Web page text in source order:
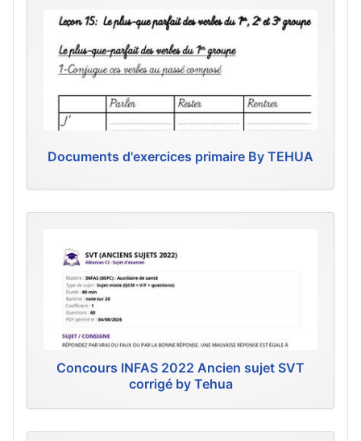
Documents d'exercices primaire By TEHUA
Concours INFAS 2022 Ancien sujet SVT
corrigé by Tehua